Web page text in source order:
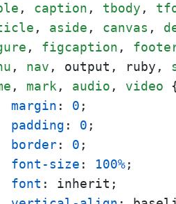
, caption , tbody ,
, aside , canvas ,
, figcaption ,
, nav , output, ruby,
, mark , audio , video
margin : 0 ;
padding : 0 ;
border: 0 ;
font-size : 100%;
font : inherit;